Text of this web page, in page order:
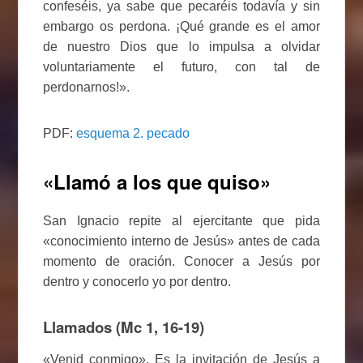
confeséis, ya sabe que pecaréis todavía y sin
embargo os perdona. ¡Qué grande es el amor
de nuestro Dios que lo impulsa a olvidar
voluntariamente el futuro, con tal de
perdonarnos!».
PDF:esquema 2. pecado
«Llamó a los que quiso»
San Ignacio repite al ejercitante que pida
«conocimiento interno de Jesús» antes de cada
momento de oración. Conocer a Jesús por
dentro y conocerlo yo por dentro.
Llamados (Mc 1, 16-19)
«Venid conmigo». Es la invitación de Jesús a